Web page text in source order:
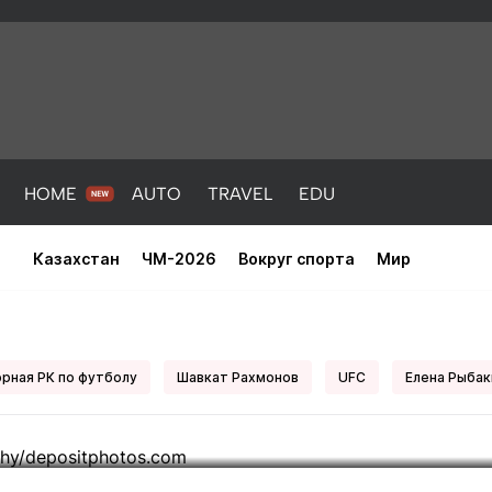
HOME AUTO TRAVEL EDU
Казахстан ЧМ-2026 Вокруг спорта Мир
РК по футболу Шавкат Рахмонов UFC Елена
трогательный